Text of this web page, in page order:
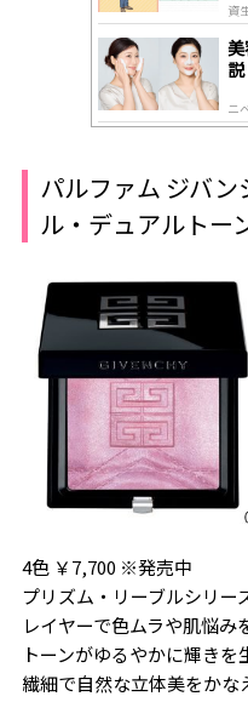
資
ニ
パルファム ジバ
ル・デュアルトー
4色 ￥7,700 ※発売中
プリズム・リーブルシリー
レイヤーで色ムラや肌悩
トーンがゆるやかに輝き
繊細で自然な立体美をかな